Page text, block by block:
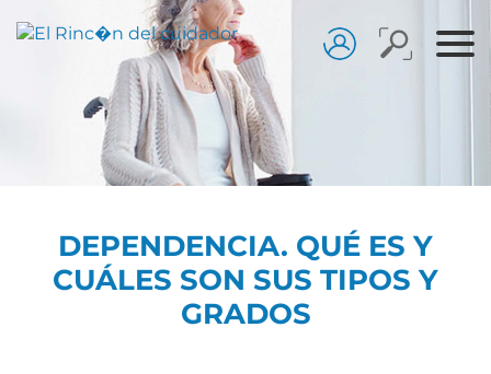
DEPENDENCIA. QUÉ ES Y
CUÁLES SON SUS TIPOS Y
GRADOS